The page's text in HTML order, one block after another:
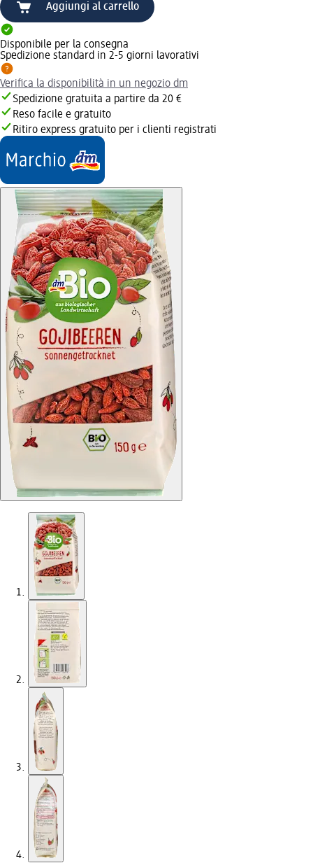
Aggiungi al carrello
Disponibile per la consegna
Spedizione standard in 2-5 giorni lavorativi
Verifica la disponibilità in un negozio dm
Spedizione gratuita a partire da 20 €
Reso facile e gratuito
Ritiro express gratuito per i clienti registrati